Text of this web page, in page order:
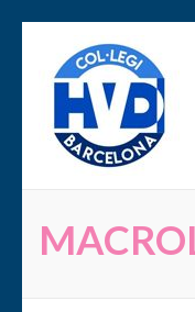
contenido
(presiona